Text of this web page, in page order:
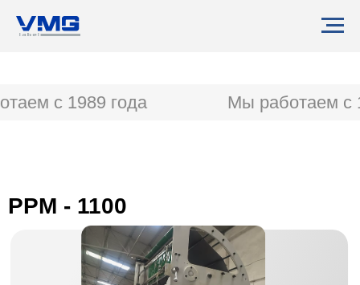
с 1989 года Мы работаем с
PPM - 1100